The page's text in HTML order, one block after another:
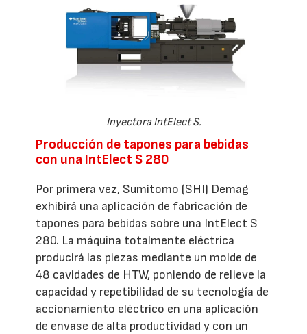
Inyectora IntElect S.
Producción de tapones para bebidas
con una IntElect S 280
Por primera vez, Sumitomo (SHI) Demag
exhibirá una aplicación de fabricación de
tapones para bebidas sobre una IntElect S
280. La máquina totalmente eléctrica
producirá las piezas mediante un molde de
48 cavidades de HTW, poniendo de relieve la
capacidad y repetibilidad de su tecnología de
accionamiento eléctrico en una aplicación
de envase de alta productividad y con un